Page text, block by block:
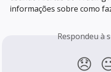
informações sobre como
Respondeu à
😞